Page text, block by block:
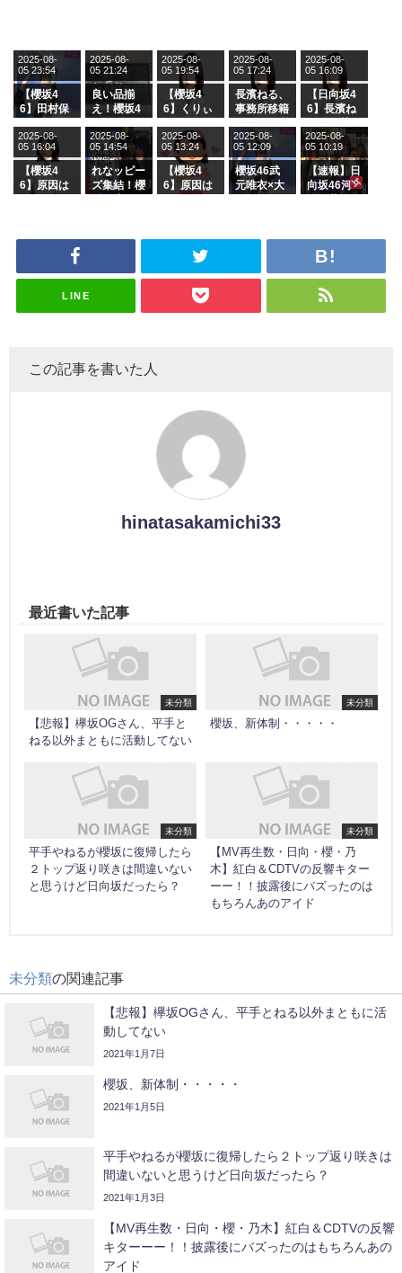
【櫻坂4
6】田村保
ージを脱い
でいた理由
2025-08-
05 23:54
良い品揃
え！櫻坂4
グル『Mak
e or Brea
k』オフィ
シャルグッ
ズ絶賛販売
2025-08-
05 21:24
【櫻坂4
6】くりぃ
の2人を手
玉に取る大
沼晶保【く
りぃむナン
タラ】
2025-08-
05 19:54
長濱ねる、
事務所移籍
属を発表
2025-08-
05 17:24
【日向坂4
6】長濱ね
ら移籍しフ
ラーム所属
に。これで
事務所に所
属している
がこちら
2025-08-
05 16:09
【櫻坂4
6】原因は
ざわつかせ
2025-08-
05 16:04
れなッピー
ズ集結！櫻
「ラヴィッ
スタジオ出
2025-08-
05 14:54
【櫻坂4
6】原因は
ざわつかせ
2025-08-
05 13:24
櫻坂46武
元唯衣×大
さんに恐怖
ナンタラ】
2025-08-
05 12:09
【速報】日
向坂46河
2025-08-
05 10:19
LINE
この記事を書いた人
hinatasakamichi33
最近書いた記事
未分類
【悲報】欅坂OGさん、平手と
ねる以外まともに活動してない
未分類
櫻坂、新体制・・・・・
未分類
平手やねるが櫻坂に復帰したら
２トップ返り咲きは間違いない
と思うけど日向坂だったら？
未分類
【MV再生数・日向・櫻・乃
木】紅白＆CDTVの反響キター
ーー！！披露後にバズったのは
もちろんあのアイド
未分類の関連記事
【悲報】欅坂OGさん、平手とねる以外まともに活
動してない
2021年1月7日
櫻坂、新体制・・・・・
2021年1月5日
平手やねるが櫻坂に復帰したら２トップ返り咲きは
間違いないと思うけど日向坂だったら？
2021年1月3日
【MV再生数・日向・櫻・乃木】紅白＆CDTVの反響
キターーー！！披露後にバズったのはもちろんあの
アイド